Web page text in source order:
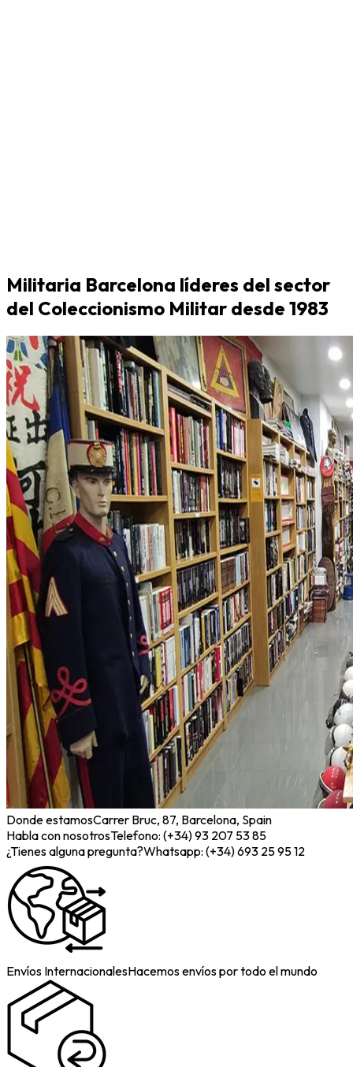
Militaria Barcelona líderes del sector
del Coleccionismo Militar desde 1983
Donde estamosCarrer Bruc, 87, Barcelona, Spain
Habla con nosotrosTelefono: (+34) 93 207 53 85
¿Tienes alguna pregunta?Whatsapp: (+34) 693 25 95 12
Envíos InternacionalesHacemos envíos por todo el mundo